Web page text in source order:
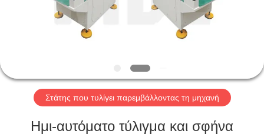
ΠΕΡΊΠΟΥ
ΠΟΙΟΤΙΚΌΣ
ΈΛΕΓΧΟΣΣτάτης που τυλίγει παρεμβάλλοντας τη μηχανή
Ημι-αυτόματο τύλιγμα και σφήνα